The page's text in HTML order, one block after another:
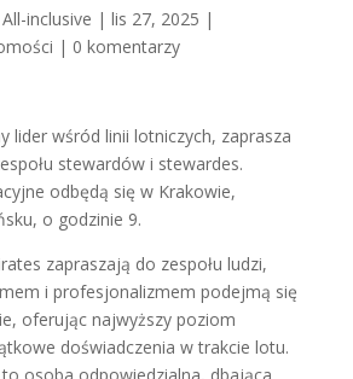
All-inclusive | lis 27, 2025 |
| 0 komentarzy
lider wśród linii lotniczych, zaprasza
stewardów i stewardes.
odbędą się w Krakowie,
o godzinie 9.
zapraszają do zespołu ludzi,
i profesjonalizmem podejmą się
oferując najwyższy poziom
doświadczenia w trakcie lotu.